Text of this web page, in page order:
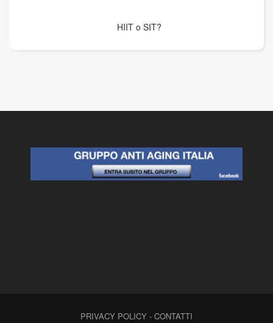
HIIT o SIT?
PRIVACY POLICY - CONTATTI